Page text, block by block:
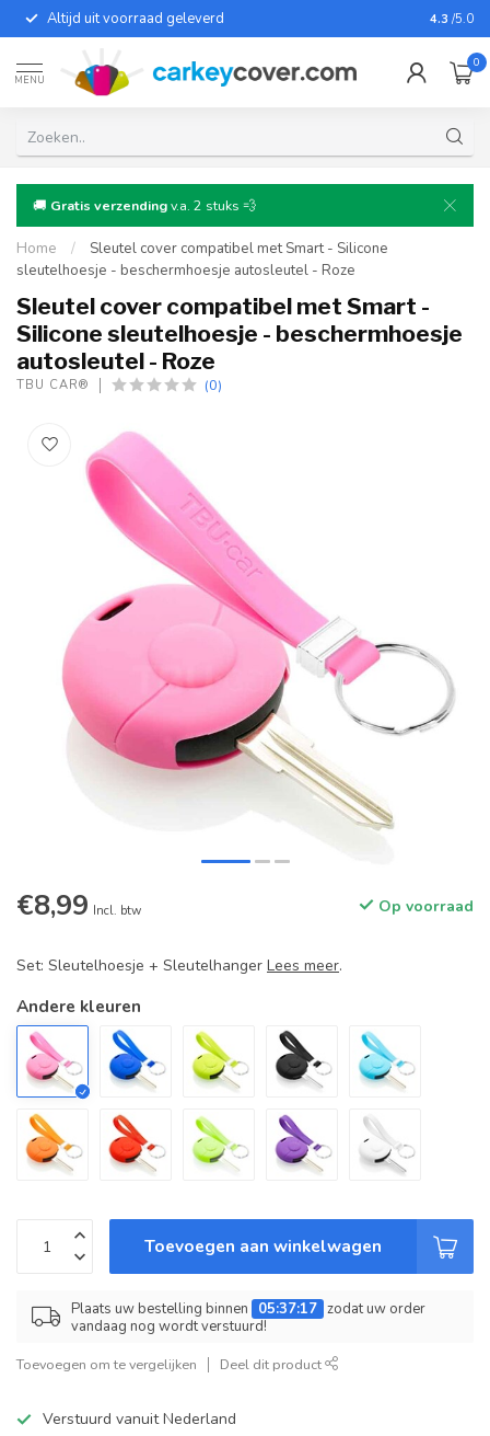
Altijd uit voorraad geleverd Voor
4.3 /5.0
MENU
0
🚚 Gratis verzendingv.a. 2 stuks 💨
Home /
Sleutel cover compatibel met Smart - Silicone
sleutelhoesje - beschermhoesje autosleutel - Roze
Sleutel cover compatibel met Smart -
Silicone sleutelhoesje - beschermhoesje
autosleutel - Roze
TBU CAR® (0)
€8,99 Incl. btw Op voorraad
Set: Sleutelhoesje + Sleutelhanger Lees meer.
Andere kleuren
Toevoegen aan winkelwagen
Plaats uw bestelling binnen 05:37:17 zodat uw order
vandaag nog wordt verstuurd!
Toevoegen om te vergelijken Deel dit product
Verstuurd vanuit Nederland